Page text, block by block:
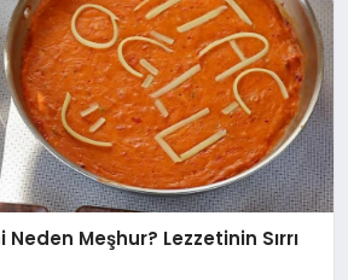
Meşhur? Lezzetinin Sırrı